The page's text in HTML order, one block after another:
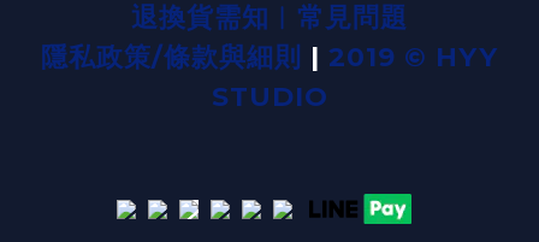
退換貨需知
常見問題
隱私政策/條款與細則 | 2019 © HYY
STUDIO